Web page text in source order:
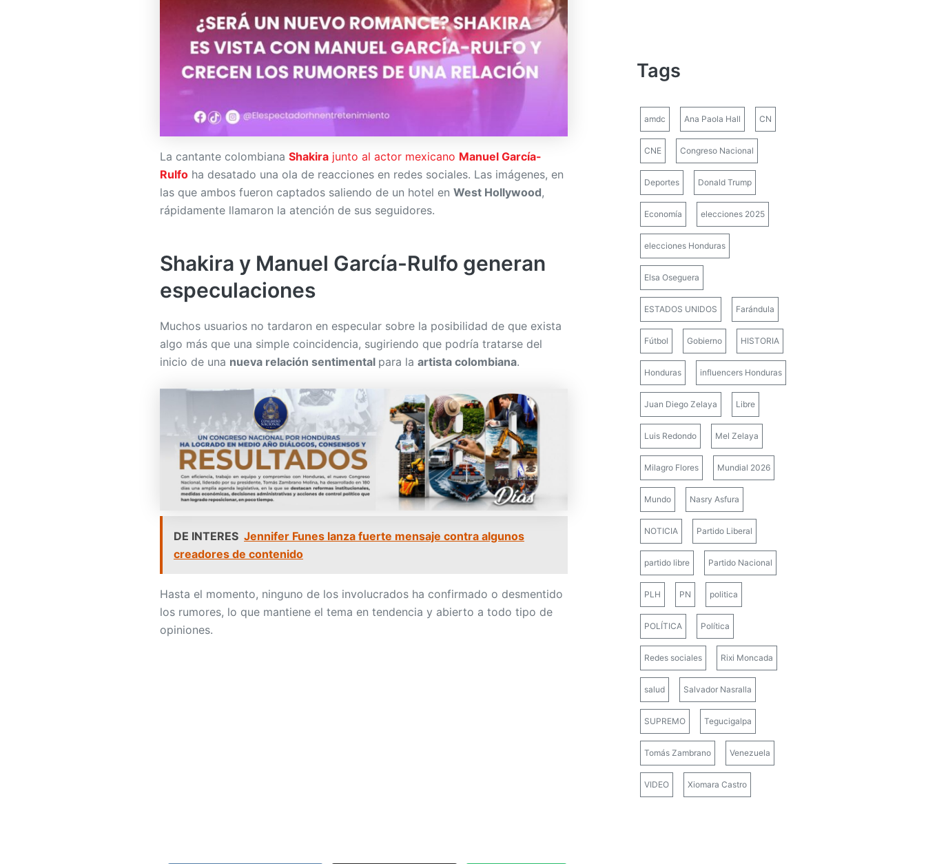
La cantante colombiana Shakira junto al actor mexicano Manuel García-
Rulfo ha desatado una ola de reacciones en redes sociales. Las imágenes, en
las que ambos fueron captados saliendo de un hotel en West Hollywood,
rápidamente llamaron la atención de sus seguidores.
Shakira y Manuel García-Rulfo generan
especulaciones
Muchos usuarios no tardaron en especular sobre la posibilidad de que exista
algo más que una simple coincidencia, sugiriendo que podría tratarse del
inicio de una nueva relación sentimental para la artista colombiana.
DE INTERES Jennifer Funes lanza fuerte mensaje contra algunos
creadores de contenido
Hasta el momento, ninguno de los involucrados ha confirmado o desmentido
los rumores, lo que mantiene el tema en tendencia y abierto a todo tipo de
opiniones.
Tags
amdc Ana Paola Hall CN
CNE Congreso Nacional
Deportes Donald Trump
Economía elecciones 2025
elecciones Honduras
Elsa Oseguera
ESTADOS UNIDOS Farándula
Fútbol Gobierno HISTORIA
Honduras influencers Honduras
Juan Diego Zelaya Libre
Luis Redondo Mel Zelaya
Milagro Flores Mundial 2026
Mundo Nasry Asfura
NOTICIA Partido Liberal
partido libre Partido Nacional
PLH PN politica
POLÍTICA Política
Redes sociales Rixi Moncada
salud Salvador Nasralla
SUPREMO Tegucigalpa
Tomás Zambrano Venezuela
VIDEO Xiomara Castro